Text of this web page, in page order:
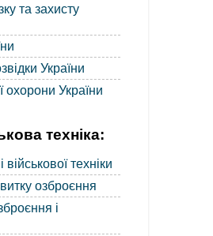
та захисту
України
охорони України
техніка:
техніки
озброєння
і